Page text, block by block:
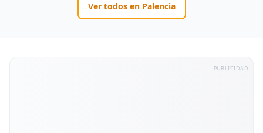
Ver todos en Palencia
PUBLICIDAD